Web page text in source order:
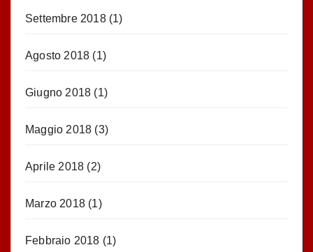
Settembre 2018(1)
Agosto 2018 (1)
Giugno 2018 (1)
Maggio 2018 (3)
Aprile 2018 (2)
Marzo 2018 (1)
Febbraio 2018 (1)